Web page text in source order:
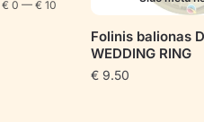
Folinis balionas
WEDDING RING
€9.50
Min
Maks
€ 0 — € 10